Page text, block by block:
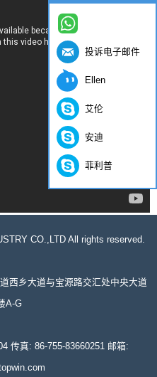
CO.,LTD All rights reserved.
西乡大道与宝源路交汇处中央大道
A-G
传真: 86-755-83660251 邮箱:
投诉电子邮件
Ellen
艾伦
安迪
菲利普